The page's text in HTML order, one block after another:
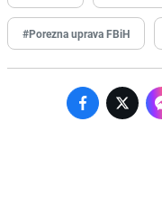
#Porezna uprava FBiH